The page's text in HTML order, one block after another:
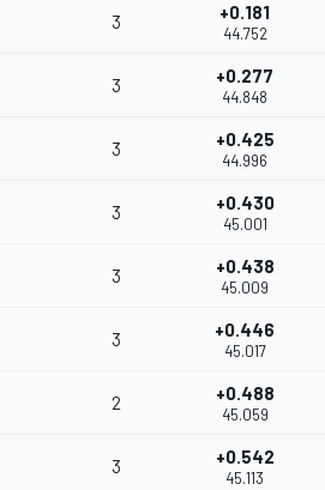
3 +0.181
44.752
3 +0.277
44.848
3 +0.425
44.996
3 +0.430
45.001
3 +0.438
45.009
3 +0.446
45.017
2 +0.488
45.059
3 +0.542
45.113